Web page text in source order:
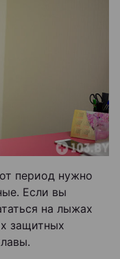
период нужно
Если вы
на лыжах
защитных